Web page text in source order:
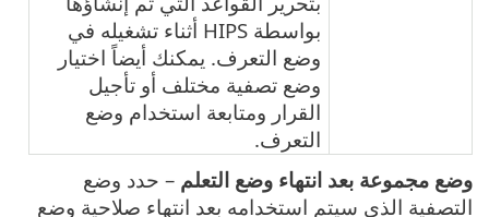
بواسطة HIPS أثناء تشغيله في
وضع التعرف. يمكنك أيضاً اختيار
وضع تصفية مختلف أو تأجيل
القرار ومتابعة استخدام وضع
التعرف.
وضع مجموعة بعد انتهاء وضع التعلم – حدد وضع
التصفية الذي سيتم استخدامه بعد انتهاء صلاحية وضع